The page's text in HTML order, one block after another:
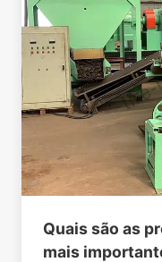
Quais são as
mais